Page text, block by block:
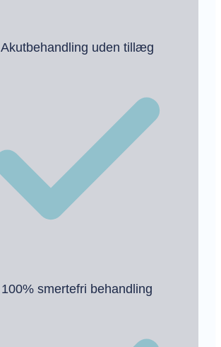
Akutbehandling uden tillæg
100% smertefri behandling